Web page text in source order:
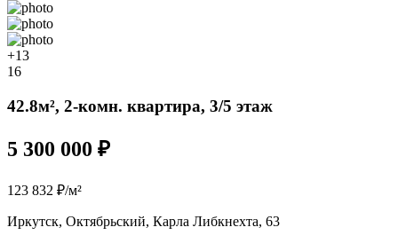
+13
16
42.8м², 2-комн. квартира, 3/5 этаж
5 300 000 ₽
123 832 ₽/м²
Иркутск, Октябрьский, Карла Либкнехта, 63